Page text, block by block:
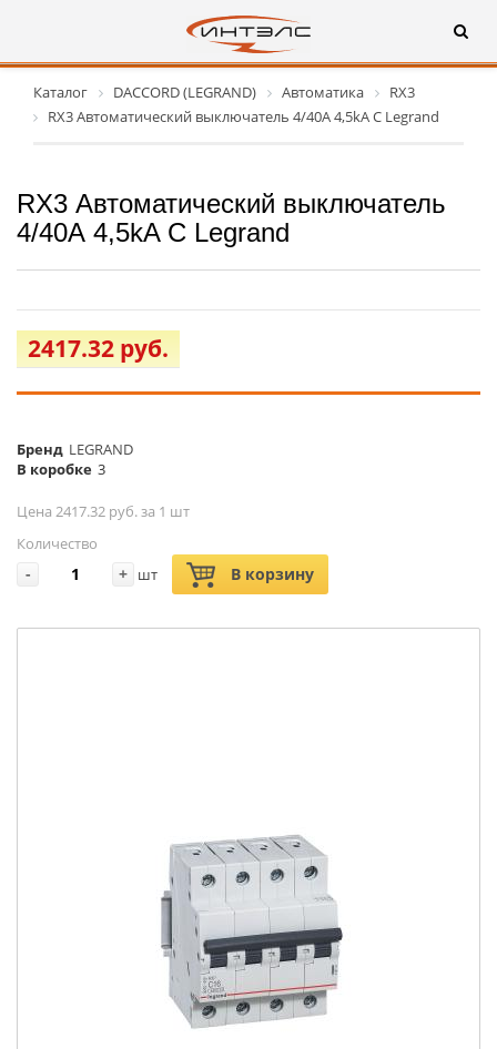
Каталог DACCORD (LEGRAND) Автоматика
RX3
RX3 Автоматический выключатель 4/40А 4,5kA C Legrand
RX3 Автоматический выключатель
4/40А 4,5kA C Legrand
2417.32 руб.
Бренд LEGRAND
В коробке 3
Цена 2417.32 руб. за 1 шт
Количество
- + шт В корзину